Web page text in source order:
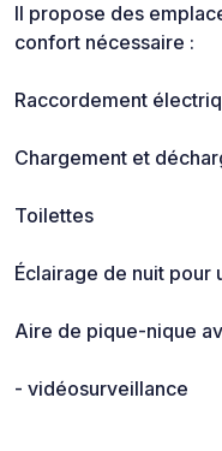
Il propose des
confort nécessaire :
Raccordement
Chargement et
Toilettes
Éclairage de nuit pour
Aire de pique-nique
- vidéosurveillance